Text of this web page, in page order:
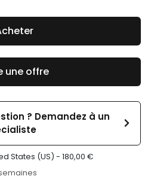
une offre
? Demandez à un
States (US) - 180,00 €